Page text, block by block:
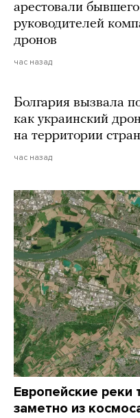
арестовали
руководителей
дронов
час назад
Болгария вызвала
как украинский
на территории
час назад
Европейские реки
заметно из